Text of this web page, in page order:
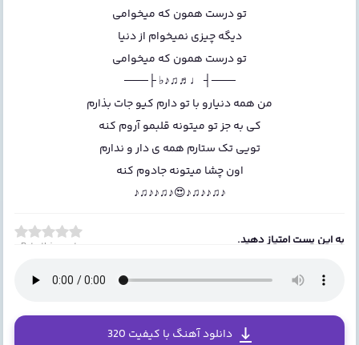
تو درست همون که میخوامی
دیگه چیزی نمیخوام از دنیا
تو درست همون که میخوامی
───┤ ♩♬♫♪♭ ├───
من همه دنیارو با تو دارم کیو جات بذارم
کی به جز تو میتونه قلبمو آروم کنه
تویی تک ستارم همه ی دار و ندارم
اون چشا میتونه جادوم کنه
♪♫♪♪♫♪😍♪♫♪♪♫♪
به این پست امتیاز دهید. Rate this post
دانلود آهنگ با کیفیت 320